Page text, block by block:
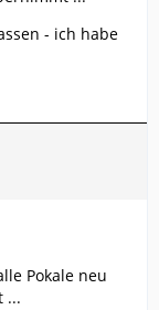
- ich habe
Pokale neu
...